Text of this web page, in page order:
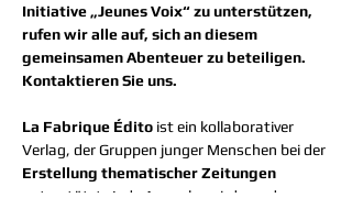
Initiative „Jeunes Voix“ zu unterstützen,
rufen wir alle auf, sich an diesem
gemeinsamen Abenteuer zu beteiligen.
Kontaktieren Sie uns.
La Fabrique Édito ist ein kollaborativer
Verlag, der Gruppen junger Menschen bei der
Erstellung thematischer Zeitungen
unterstützt. Jede Ausgabe wird von den